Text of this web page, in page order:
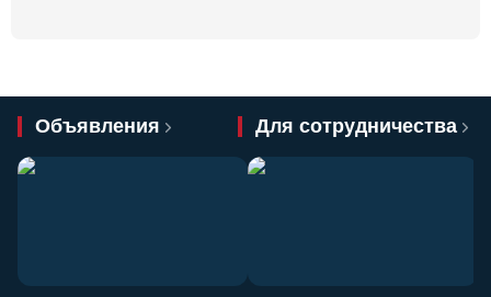
Объявления Для сотрудничества